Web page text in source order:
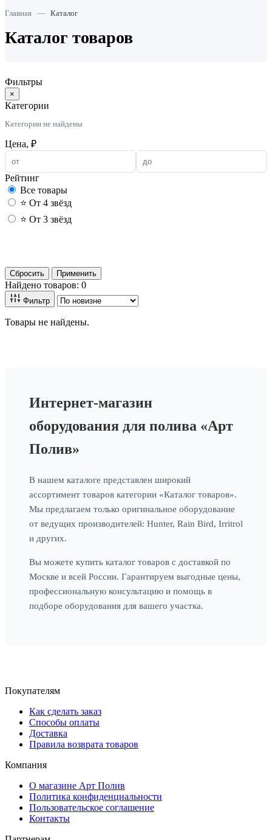
Главная — Каталог
Каталог товаров
Фильтры
×
Категории
Категории не найдены
Цена, ₽
Рейтинг
Все товары
⭐ От 4 звёзд
⭐ От 3 звёзд
Сбросить
Применить
Найдено товаров: 0
Фильтр
Товары не найдены.
Интернет-магазин
оборудования для полива «Арт
Полив»
В нашем каталоге представлен широкий
ассортимент товаров категории «Каталог товаров».
Мы предлагаем только оригинальное оборудование
от ведущих производителей: Hunter, Rain Bird, Irritrol
и других.
Вы можете купить каталог товаров с доставкой по
Москве и всей России. Гарантируем выгодные цены,
профессиональную консультацию и помощь в
подборе оборудования для вашего участка.
Покупателям
Как сделать заказ
Способы оплаты
Доставка
Правила возврата товаров
Компания
О магазине Арт Полив
Политика конфиденциальности
Пользовательское соглашение
Контакты